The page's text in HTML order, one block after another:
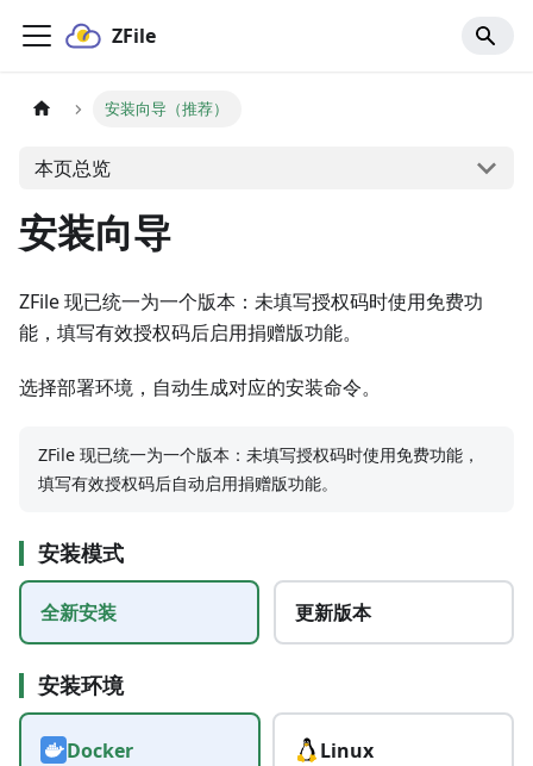
ZFile
安装向导（推荐）
本页总览
安装向导
ZFile 现已统一为一个版本：未填写授权码时使用免费功
能，填写有效授权码后启用捐赠版功能。
选择部署环境，自动生成对应的安装命令。
ZFile 现已统一为一个版本：未填写授权码时使用免费功能，
填写有效授权码后自动启用捐赠版功能。
安装模式
全新安装 更新版本
安装环境
Docker Linux